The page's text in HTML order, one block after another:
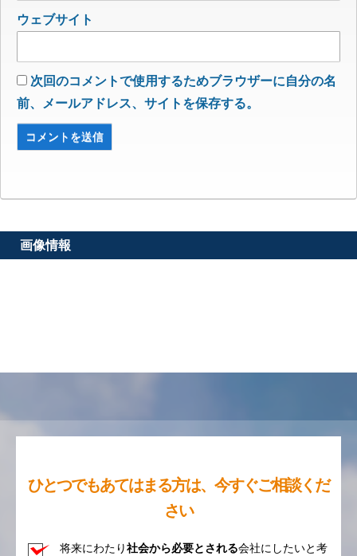
ウェブサイト
次回のコメントで使用するためブラウザーに自分の名
前、メールアドレス、サイトを保存する。
画像情報
ひとつでもあてはまる方は、今すぐご相談くだ
さい
将来にわたり社会から必要とされる会社にしたいと考